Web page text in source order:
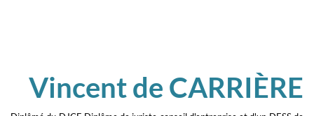
Vincent de CARRIÈRE